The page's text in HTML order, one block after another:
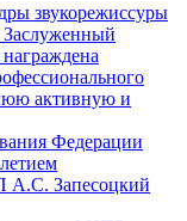
звукорежиссуры
Заслуженный
активную и